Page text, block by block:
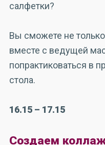
салфетки?
Вы сможете не
вместе с ведущей
попрактиковаться в
стола.
16.15 – 17.15
Создаем